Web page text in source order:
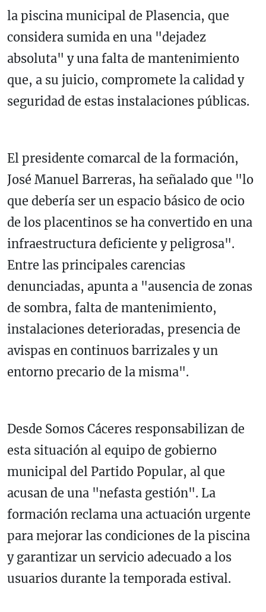
la piscina municipal de Plasencia, que
considera sumida en una "dejadez
absoluta" y una falta de mantenimiento
que, a su juicio, compromete la calidad y
seguridad de estas instalaciones públicas.
El presidente comarcal de la formación,
José Manuel Barreras, ha señalado que "lo
que debería ser un espacio básico de ocio
de los placentinos se ha convertido en una
infraestructura deficiente y peligrosa".
Entre las principales carencias
denunciadas, apunta a "ausencia de zonas
de sombra, falta de mantenimiento,
instalaciones deterioradas, presencia de
avispas en continuos barrizales y un
entorno precario de la misma".
Desde Somos Cáceres responsabilizan de
esta situación al equipo de gobierno
municipal del Partido Popular, al que
acusan de una "nefasta gestión". La
formación reclama una actuación urgente
para mejorar las condiciones de la piscina
y garantizar un servicio adecuado a los
usuarios durante la temporada estival.